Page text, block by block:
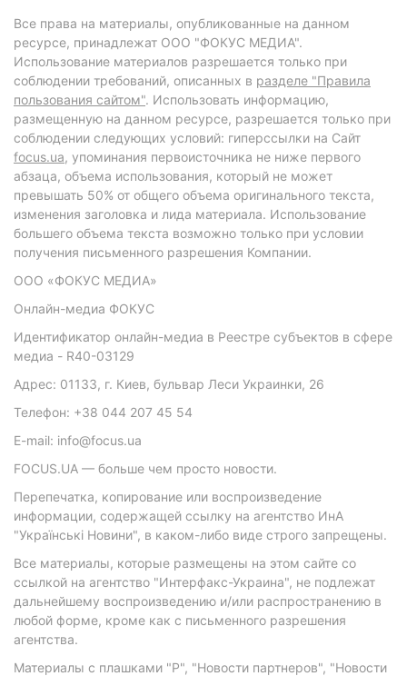
Все права на материалы, опубликованные на данном
ресурсе, принадлежат ООО "ФОКУС МЕДИА".
Использование материалов разрешается только при
соблюдении требований, описанных в разделе "Правила
пользования сайтом". Использовать информацию,
размещенную на данном ресурсе, разрешается только при
соблюдении следующих условий: гиперссылки на Сайт
focus.ua, упоминания первоисточника не ниже первого
абзаца, объема использования, который не может
превышать 50% от общего объема оригинального текста,
изменения заголовка и лида материала. Использование
большего объема текста возможно только при условии
получения письменного разрешения Компании.
ООО «ФОКУС МЕДИА»
Онлайн-медиа ФОКУС
Идентификатор онлайн-медиа в Реестре субъектов в сфере
медиа - R40-03129
Адрес: 01133, г. Киев, бульвар Леси Украинки, 26
Телефон: +38 044 207 45 54
E-mail: info@focus.ua
FOCUS.UA — больше чем просто новости.
Перепечатка, копирование или воспроизведение
информации, содержащей ссылку на агентство ИнА
"Українські Новини", в каком-либо виде строго запрещены.
Все материалы, которые размещены на этом сайте со
ссылкой на агентство "Интерфакс-Украина", не подлежат
дальнейшему воспроизведению и/или распространению в
любой форме, кроме как с письменного разрешения
агентства.
Материалы с плашками "Р", "Новости партнеров", "Новости